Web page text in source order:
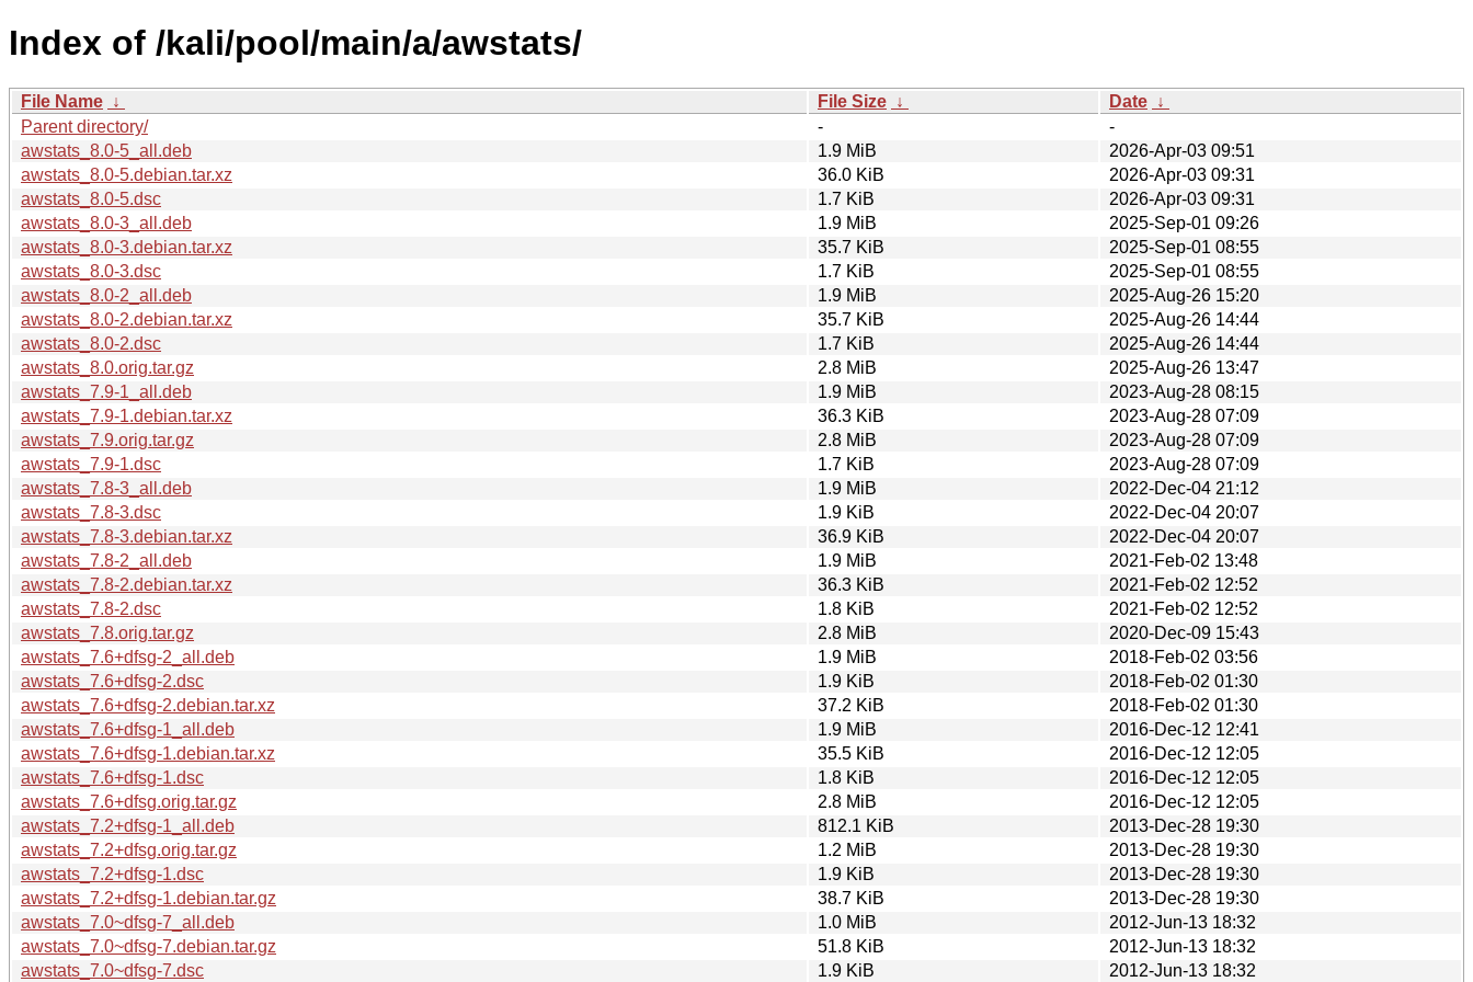
Index of /kali/pool/main/a/awstats/
File Name ↓ File Size ↓ Date ↓
Parent directory/
-
-
awstats_8.0-5_all.deb
1.9 MiB
2026-Apr-03 09:51
awstats_8.0-5.debian.tar.xz
36.0 KiB
2026-Apr-03 09:31
awstats_8.0-5.dsc
1.7 KiB
2026-Apr-03 09:31
awstats_8.0-3_all.deb
1.9 MiB
2025-Sep-01 09:26
awstats_8.0-3.debian.tar.xz
35.7 KiB
2025-Sep-01 08:55
awstats_8.0-3.dsc
1.7 KiB
2025-Sep-01 08:55
awstats_8.0-2_all.deb
1.9 MiB
2025-Aug-26 15:20
awstats_8.0-2.debian.tar.xz
35.7 KiB
2025-Aug-26 14:44
awstats_8.0-2.dsc
1.7 KiB
2025-Aug-26 14:44
awstats_8.0.orig.tar.gz
2.8 MiB
2025-Aug-26 13:47
awstats_7.9-1_all.deb
1.9 MiB
2023-Aug-28 08:15
awstats_7.9-1.debian.tar.xz
36.3 KiB
2023-Aug-28 07:09
awstats_7.9.orig.tar.gz
2.8 MiB
2023-Aug-28 07:09
awstats_7.9-1.dsc
1.7 KiB
2023-Aug-28 07:09
awstats_7.8-3_all.deb
1.9 MiB
2022-Dec-04 21:12
awstats_7.8-3.dsc
1.9 KiB
2022-Dec-04 20:07
awstats_7.8-3.debian.tar.xz
36.9 KiB
2022-Dec-04 20:07
awstats_7.8-2_all.deb
1.9 MiB
2021-Feb-02 13:48
awstats_7.8-2.debian.tar.xz
36.3 KiB
2021-Feb-02 12:52
awstats_7.8-2.dsc
1.8 KiB
2021-Feb-02 12:52
awstats_7.8.orig.tar.gz
2.8 MiB
2020-Dec-09 15:43
awstats_7.6+dfsg-2_all.deb
1.9 MiB
2018-Feb-02 03:56
awstats_7.6+dfsg-2.dsc
1.9 KiB
2018-Feb-02 01:30
awstats_7.6+dfsg-2.debian.tar.xz
37.2 KiB
2018-Feb-02 01:30
awstats_7.6+dfsg-1_all.deb
1.9 MiB
2016-Dec-12 12:41
awstats_7.6+dfsg-1.debian.tar.xz
35.5 KiB
2016-Dec-12 12:05
awstats_7.6+dfsg-1.dsc
1.8 KiB
2016-Dec-12 12:05
awstats_7.6+dfsg.orig.tar.gz
2.8 MiB
2016-Dec-12 12:05
awstats_7.2+dfsg-1_all.deb
812.1 KiB
2013-Dec-28 19:30
awstats_7.2+dfsg.orig.tar.gz
1.2 MiB
2013-Dec-28 19:30
awstats_7.2+dfsg-1.dsc
1.9 KiB
2013-Dec-28 19:30
awstats_7.2+dfsg-1.debian.tar.gz
38.7 KiB
2013-Dec-28 19:30
awstats_7.0~dfsg-7_all.deb
1.0 MiB
2012-Jun-13 18:32
awstats_7.0~dfsg-7.debian.tar.gz
51.8 KiB
2012-Jun-13 18:32
awstats_7.0~dfsg-7.dsc
1.9 KiB 2012-Jun-13 18:32